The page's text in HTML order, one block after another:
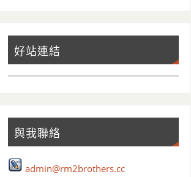
好站連結
與我聯絡
admin@rm2brothers.cc